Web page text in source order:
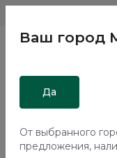
Главная
Двуспальная
Ваш город
Да
От выбранного
предложения,